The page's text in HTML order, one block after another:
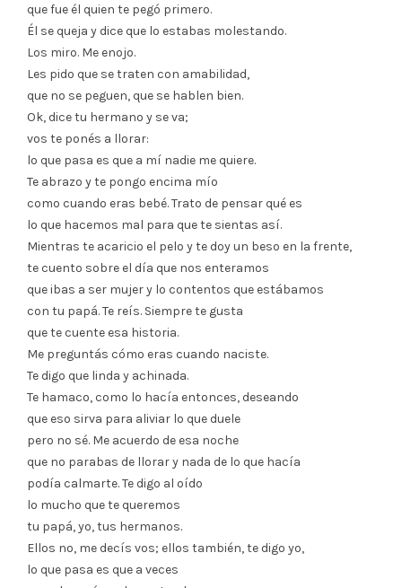
que fue él quien te pegó primero.
Él se queja y dice que lo estabas molestando.
Los miro. Me enojo.
Les pido que se traten con amabilidad,
que no se peguen, que se hablen bien.
Ok, dice tu hermano y se va;
vos te ponés a llorar:
lo que pasa es que a mí nadie me quiere.
Te abrazo y te pongo encima mío
como cuando eras bebé. Trato de pensar qué es
lo que hacemos mal para que te sientas así.
Mientras te acaricio el pelo y te doy un beso en la frente,
te cuento sobre el día que nos enteramos
que ibas a ser mujer y lo contentos que estábamos
con tu papá. Te reís. Siempre te gusta
que te cuente esa historia.
Me preguntás cómo eras cuando naciste.
Te digo que linda y achinada.
Te hamaco, como lo hacía entonces, deseando
que eso sirva para aliviar lo que duele
pero no sé. Me acuerdo de esa noche
que no parabas de llorar y nada de lo que hacía
podía calmarte. Te digo al oído
lo mucho que te queremos
tu papá, yo, tus hermanos.
Ellos no, me decís vos; ellos también, te digo yo,
lo que pasa es que a veces